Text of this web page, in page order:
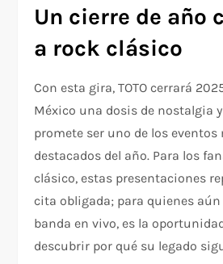
Un cierre de año
a rock clásico
Con esta gira, TOTO cerrará
México una dosis de nostalgia
promete ser uno de los
destacados del año. Para los
clásico, estas presentaciones
cita obligada; para quienes
banda en vivo, es la
descubrir por qué su legado